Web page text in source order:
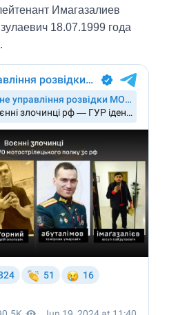
Имагазалиев
18.07.1999 года